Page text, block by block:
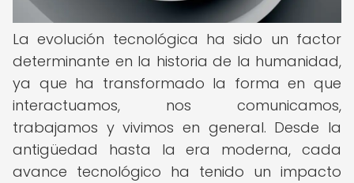
La evolución tecnológica ha sido un factor
determinante en la historia de la humanidad,
ya que ha transformado la forma en que
interactuamos, nos comunicamos,
trabajamos y vivimos en general. Desde la
antigüedad hasta la era moderna, cada
avance tecnológico ha tenido un impacto